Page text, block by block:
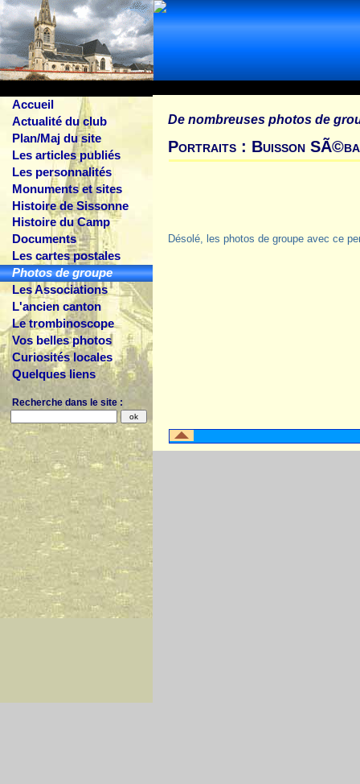
Accueil
Actualité du club
Plan/Maj du site
Les articles publiés
Les personnalités
Monuments et sites
Histoire de Sissonne
Histoire du Camp
Documents
Les cartes postales
Photos de groupe
Les Associations
L'ancien canton
Le trombinoscope
Vos belles photos
Curiosités locales
Quelques liens
Recherche dans le site :
De nombreuses photos de
Portraits : Buisson
Désolé, les photos de groupe avec ce